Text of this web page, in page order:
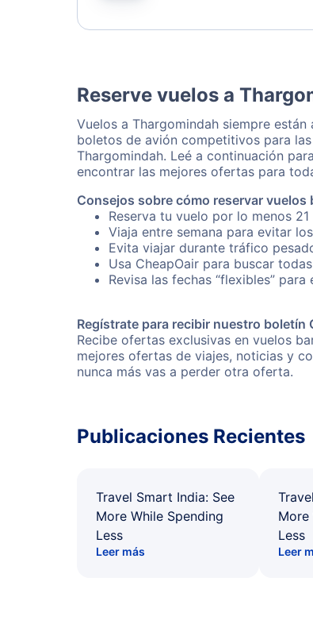
Reserve vuelos a
Vuelos a Thargomindah siempre
boletos de avión competitivos para
Thargomindah. Leé a continuación
encontrar las mejores ofertas para
Consejos sobre cómo reservar vuelos
Reserva tu vuelo por lo menos
Viaja entre semana para evitar
Evita viajar durante tráfico
Usa CheapOair para buscar
Revisa las fechas “flexibles”
Regístrate para recibir nuestro boletín
Recibe ofertas exclusivas en vuelos
mejores ofertas de viajes, noticias y
nunca más vas a perder otra oferta.
Publicaciones Recientes
Travel Smart India: See
More While Spending
Less
Leer más
More
Less
Leer